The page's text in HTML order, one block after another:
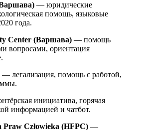
— юридические
помощь, языковые
года.
Center (Варшава) — помощь
вопросами, ориентация
— легализация, помощь с работой,
инициатива, горячая
информацией и чатбот.
Praw Człowieka (HFPC) —